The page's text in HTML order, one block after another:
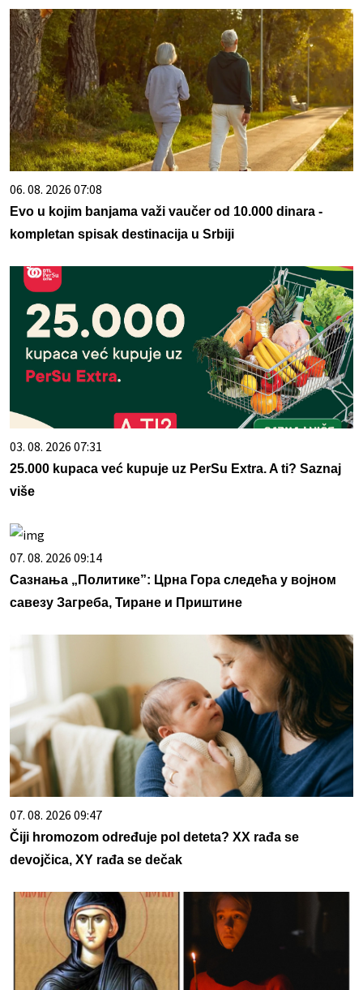
06. 08. 2026 07:08
Evo u kojim banjama važi vaučer od 10.000 dinara -
kompletan spisak destinacija u Srbiji
03. 08. 2026 07:31
25.000 kupaca već kupuje uz PerSu Extra. A ti? Saznaj
više
07. 08. 2026 09:14
Сазнања „Политике”: Црна Гора следећа у војном
савезу Загреба, Тиране и Приштине
07. 08. 2026 09:47
Čiji hromozom određuje pol deteta? XX rađa se
devojčica, XY rađa se dečak